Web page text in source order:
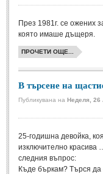
Баба Марта
Свети Валентин
Нова Година
Коледа
Сватбa
SMS-И
SMS-И
През 1981г. се ожених
която имаше дъщеря.
ПРОЧЕТИ ОЩЕ...
В търсене на
Публикувана на Неделя, 26
25-годишна девойка,
изключително красивa
следния въпрос:
Къде бъркам? Търся да